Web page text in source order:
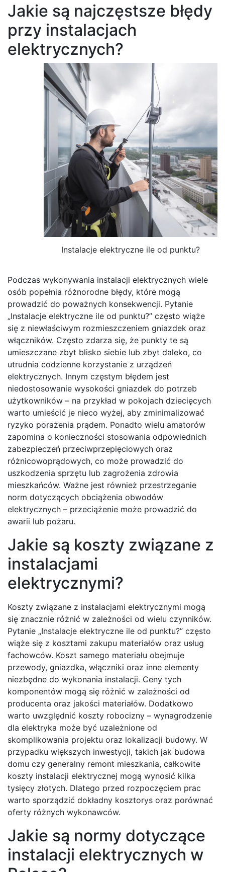
Jakie są najczęstsze błędy
przy instalacjach
elektrycznych?
Instalacje elektryczne ile od punktu?
Podczas wykonywania instalacji elektrycznych wiele
osób popełnia różnorodne błędy, które mogą
prowadzić do poważnych konsekwencji. Pytanie
„Instalacje elektryczne ile od punktu?” często wiąże
się z niewłaściwym rozmieszczeniem gniazdek oraz
włączników. Często zdarza się, że punkty te są
umieszczane zbyt blisko siebie lub zbyt daleko, co
utrudnia codzienne korzystanie z urządzeń
elektrycznych. Innym częstym błędem jest
niedostosowanie wysokości gniazdek do potrzeb
użytkowników – na przykład w pokojach dziecięcych
warto umieścić je nieco wyżej, aby zminimalizować
ryzyko porażenia prądem. Ponadto wielu amatorów
zapomina o konieczności stosowania odpowiednich
zabezpieczeń przeciwprzepięciowych oraz
różnicowoprądowych, co może prowadzić do
uszkodzenia sprzętu lub zagrożenia zdrowia
mieszkańców. Ważne jest również przestrzeganie
norm dotyczących obciążenia obwodów
elektrycznych – przeciążenie może prowadzić do
awarii lub pożaru.
Jakie są koszty związane z
instalacjami
elektrycznymi?
Koszty związane z instalacjami elektrycznymi mogą
się znacznie różnić w zależności od wielu czynników.
Pytanie „Instalacje elektryczne ile od punktu?” często
wiąże się z kosztami zakupu materiałów oraz usług
fachowców. Koszt samego materiału obejmuje
przewody, gniazdka, włączniki oraz inne elementy
niezbędne do wykonania instalacji. Ceny tych
komponentów mogą się różnić w zależności od
producenta oraz jakości materiałów. Dodatkowo
warto uwzględnić koszty robocizny – wynagrodzenie
dla elektryka może być uzależnione od
skomplikowania projektu oraz lokalizacji budowy. W
przypadku większych inwestycji, takich jak budowa
domu czy generalny remont mieszkania, całkowite
koszty instalacji elektrycznej mogą wynosić kilka
tysięcy złotych. Dlatego przed rozpoczęciem prac
warto sporządzić dokładny kosztorys oraz porównać
oferty różnych wykonawców.
Jakie są normy dotyczące
instalacji elektrycznych w